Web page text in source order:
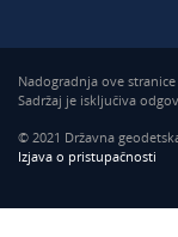
Nadogradnja ove
Sadržaj je isključiva
© 2021 Državna
Izjava o pristupačnosti